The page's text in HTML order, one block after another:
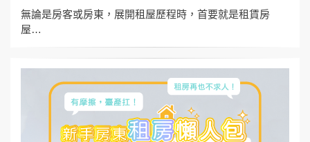
無論是房客或房東，展開租屋歷程時，首要就是租賃房
屋…